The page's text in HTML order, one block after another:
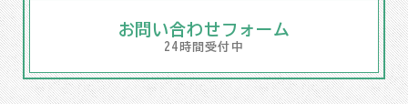
お問い合わせフォーム
24時間受付中